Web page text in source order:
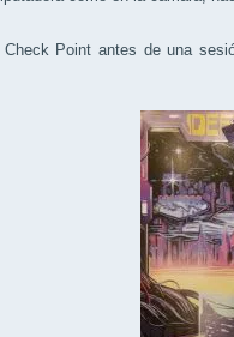
Point antes de una